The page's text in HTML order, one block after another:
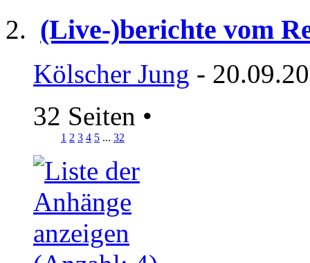
(Live-)berichte vom
Kölscher Jung -
32 Seiten •
1 2 3 4 5 ... 32